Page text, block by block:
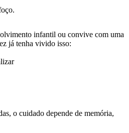
infantil ou convive com uma
já tenha vivido isso:
o cuidado depende de memória,